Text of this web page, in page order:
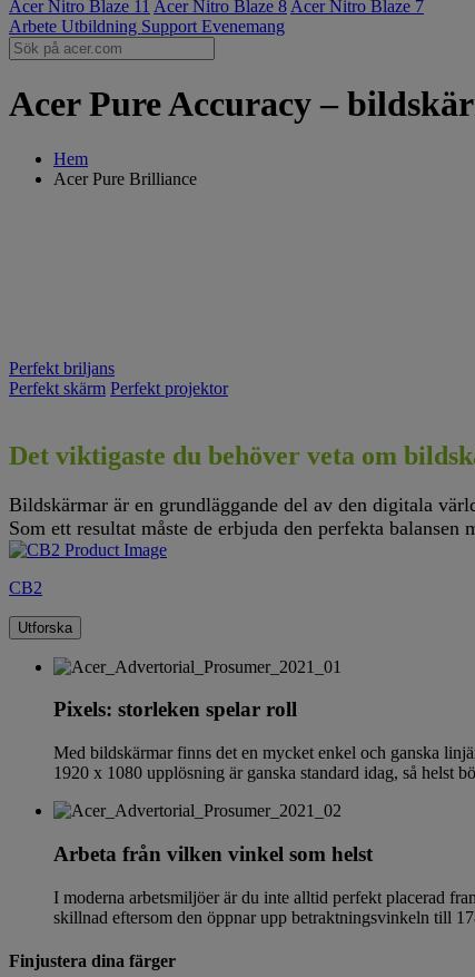
Acer Nitro Blaze 11 Acer Nitro Blaze 8 Acer Nitro Blaze 7
Arbete Utbildning Support Evenemang
Acer Pure Accuracy –
Hem
Acer Pure Brilliance
Perfekt briljans
Perfekt skärm Perfekt projektor
Det viktigaste du behöver veta om
Bildskärmar är en grundläggande del av den digitala
Som ett resultat måste de erbjuda den perfekta
CB2
Utforska
Pixels: storleken spelar roll
Med bildskärmar finns det en mycket enkel och ganska
1920 x 1080 upplösning är ganska standard idag, så
Arbeta från vilken vinkel som helst
I moderna arbetsmiljöer är du inte alltid perfekt placerad
skillnad eftersom den öppnar upp betraktningsvinkeln till
Finjustera dina färger